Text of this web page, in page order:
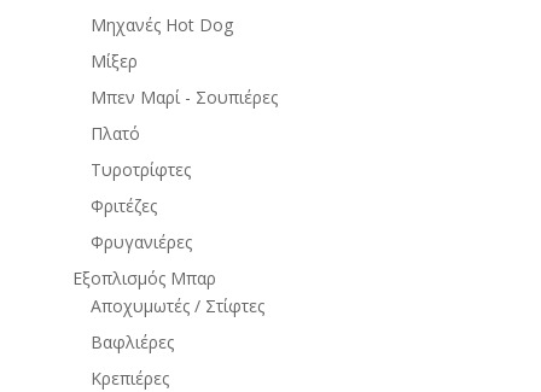
Μηχανές Hot Dog
Μίξερ
Μπεν Μαρί - Σουπιέρες
Πλατό
Τυροτρίφτες
Φριτέζες
Φρυγανιέρες
Εξοπλισμός Μπαρ
Αποχυμωτές / Στίφτες
Βαφλιέρες
Κρεπιέρες